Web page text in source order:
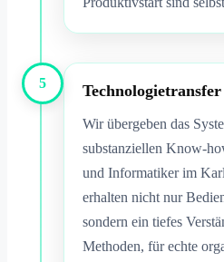
5
Wir übergeben das
substanziellen Know-
und Informatiker im
erhalten nicht nur
sondern ein tiefes
Methoden, für echte